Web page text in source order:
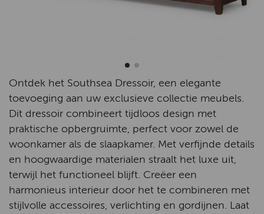
Ontdek het Southsea Dressoir, een elegante
toevoeging aan uw exclusieve collectie meubels.
Dit dressoir combineert tijdloos design met
praktische opbergruimte, perfect voor zowel de
woonkamer als de slaapkamer. Met verfijnde details
en hoogwaardige materialen straalt het luxe uit,
terwijl het functioneel blijft. Creëer een
harmonieus interieur door het te combineren met
stijlvolle accessoires, verlichting en gordijnen. Laat